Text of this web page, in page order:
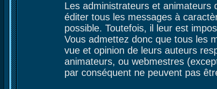
Les administrateurs et
éditer tous les messages à
possible. Toutefois, il leur est
Vous admettez donc que tous les
vue et opinion de leurs auteurs
animateurs, ou webmestres
par conséquent ne peuvent pas